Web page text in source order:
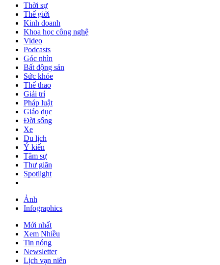
Thời sự
Thế giới
Kinh doanh
Khoa học công nghệ
Video
Podcasts
Góc nhìn
Bất động sản
Sức khỏe
Thể thao
Giải trí
Pháp luật
Giáo dục
Đời sống
Xe
Du lịch
Ý kiến
Tâm sự
Thư giãn
Spotlight
Ảnh
Infographics
Mới nhất
Xem Nhiều
Tin nóng
Newsletter
Lịch vạn niên